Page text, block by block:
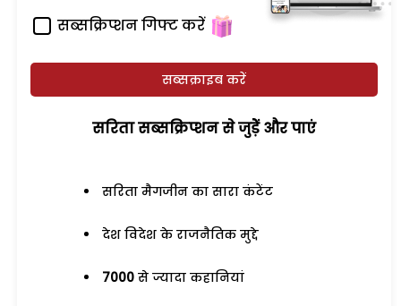
सब्सक्रिप्शन गिफ्ट करें
सब्सक्राइब करें
सरिता सब्सक्रिप्शन से जुड़ेें और पाएं
सरिता मैगजीन का सारा कंटेंट
देश विदेश के राजनैतिक मुद्दे
7000 से ज्यादा कहानियां